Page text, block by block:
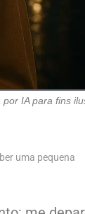
IA para fins
uma pequena